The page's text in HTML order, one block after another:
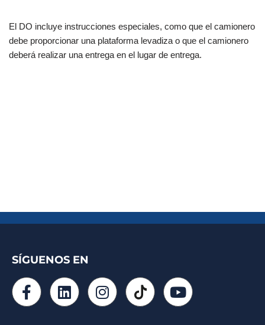
El DO incluye instrucciones especiales, como que el camionero
debe proporcionar una plataforma levadiza o que el camionero
deberá realizar una entrega en el lugar de entrega.
SÍGUENOS EN